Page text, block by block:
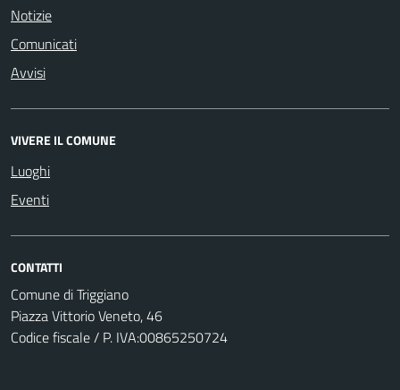
Notizie
Comunicati
Avvisi
VIVERE IL COMUNE
Luoghi
Eventi
CONTATTI
Comune di Triggiano
Piazza Vittorio Veneto, 46
Codice fiscale / P. IVA:00865250724